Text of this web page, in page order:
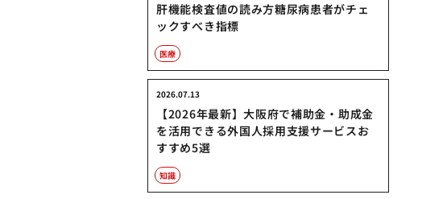
肝機能検査値の読み方糖尿病患者がチェ
ックすべき指標
医療
【2026年最新】大阪府で補助金・助成金
を活用できる外国人採用支援サービスお
すすめ5選
2026.07.13
知識